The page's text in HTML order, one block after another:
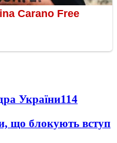
України114
що блокують вступ